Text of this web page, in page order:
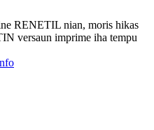
RENETIL nian, moris hikas
versaun imprime iha tempu